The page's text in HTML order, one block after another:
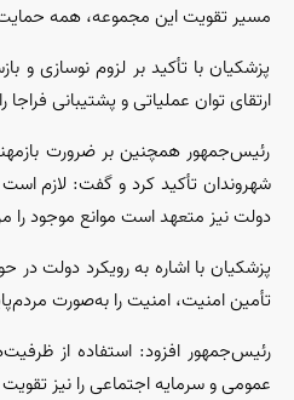
مسیر تقویت این مجموعه، همه
پزشکیان با تأکید بر لزوم نوسازی
ارتقای توان عملیاتی و پشتیبانی
رئیس‌جمهور همچنین بر ضرورت
شهروندان تأکید کرد و گفت: لازم
دولت نیز متعهد است موانع موجود
پزشکیان با اشاره به رویکرد دولت در
تأمین امنیت، امنیت را به‌صورت
رئیس‌جمهور افزود: استفاده از
عمومی و سرمایه اجتماعی را نیز